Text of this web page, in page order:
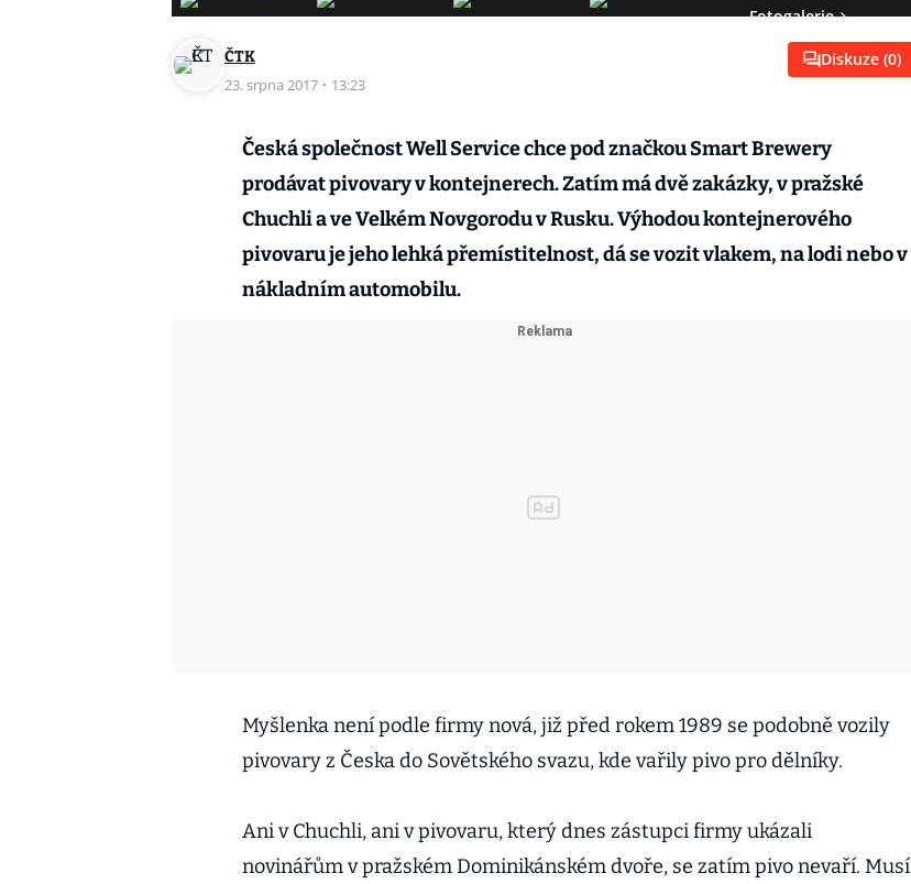
Fotogalerie
ČTK
23. srpna 2017 · 13:23
Diskuze (0)
Česká společnost Well Service chce pod značkou Smart Brewery
prodávat pivovary v kontejnerech. Zatím má dvě zakázky, v pražské
Chuchli a ve Velkém Novgorodu v Rusku. Výhodou kontejnerového
pivovaru je jeho lehká přemístitelnost, dá se vozit vlakem, na lodi nebo v
nákladním automobilu.
Myšlenka není podle firmy nová, již před rokem 1989 se podobně vozily
pivovary z Česka do Sovětského svazu, kde vařily pivo pro dělníky.
Ani v Chuchli, ani v pivovaru, který dnes zástupci firmy ukázali
novinářům v pražském Dominikánském dvoře, se zatím pivo nevaří. Musí